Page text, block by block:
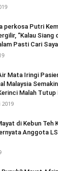
perkosa Putri
“Kalau Siang
Pasti Cari
Mata Iringi
Malaysia Semakin
Malah Tutup
2019
di Kebun Teh
Anggota